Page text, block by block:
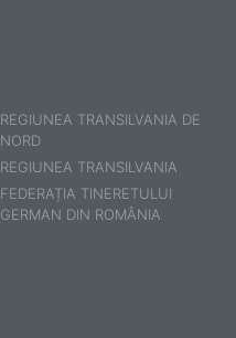
REGIUNEA TRANSILVANIA DE
NORD
REGIUNEA TRANSILVANIA
FEDERAȚIA TINERETULUI
GERMAN DIN ROMÂNIA